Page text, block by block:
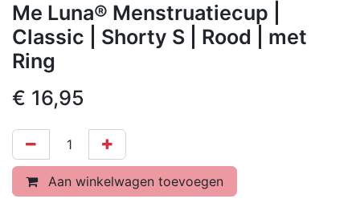
Me Luna® Menstruatiecup |
Classic | Shorty S | Rood | met
Ring
€ 16,95
Aan winkelwagen toevoegen